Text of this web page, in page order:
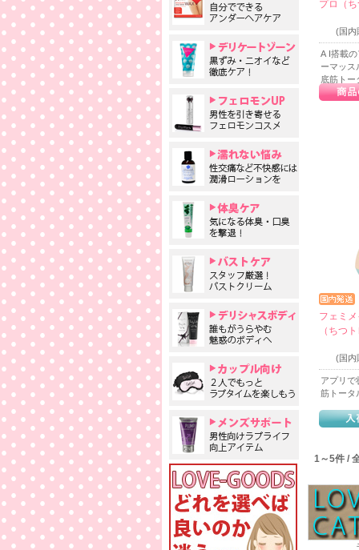
プロ（
(国
A I搭載
ーマッス
底筋トー
フェミ
（ちつ
(国
アプリで
筋トータ
1～5件 /